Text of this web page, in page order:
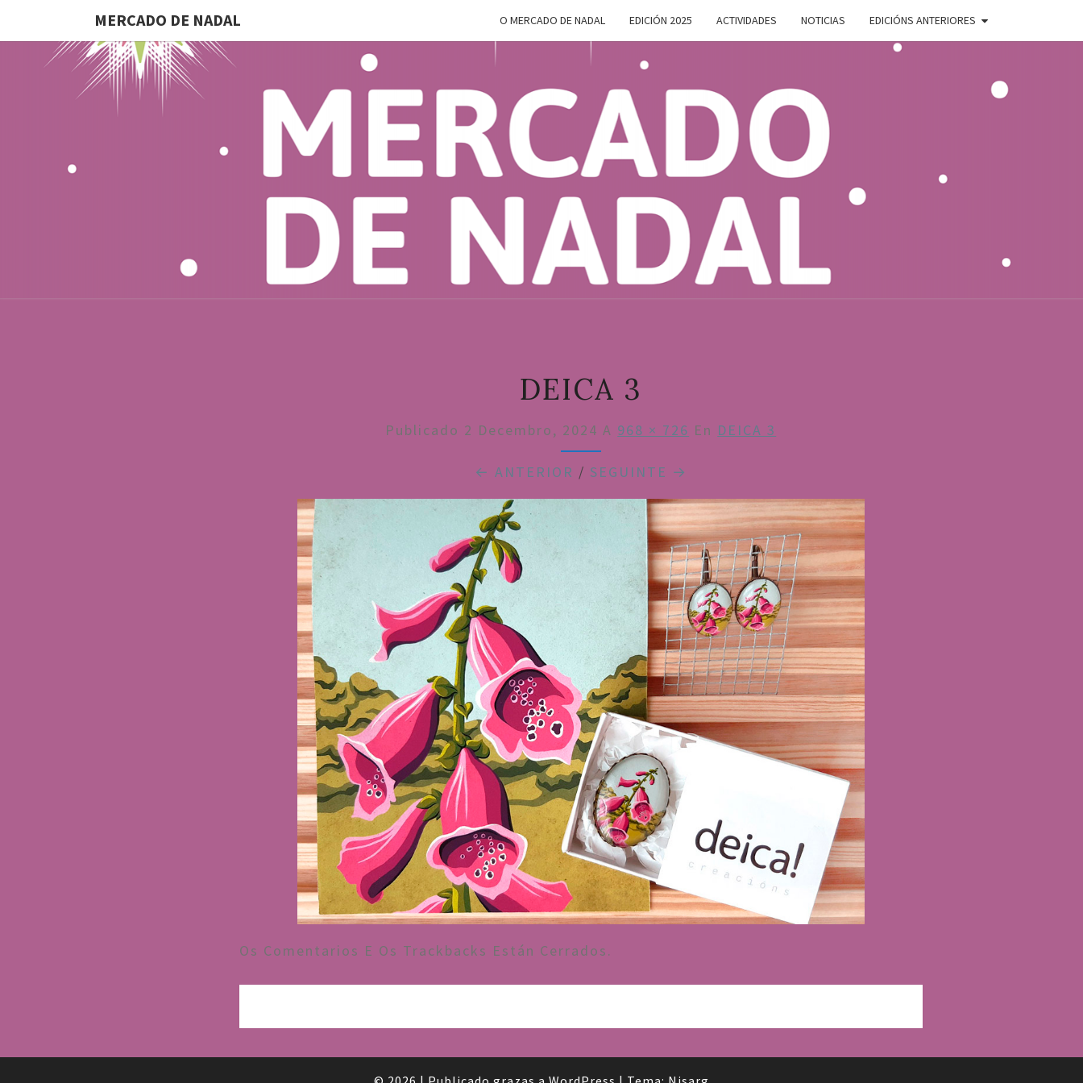
MERCADO DE NADAL O MERCADO DE NADAL EDICIÓN 2025 ACTIVIDADES NOTICIAS EDICIÓNS ANTERIORES
MERCADO
DE
Do 28 De
Novembro
Ao 5 De
Xaneiro En
Compostela
DEICA 3
Publicado 2 Decembro, 2024 A 968 × 726 En DEICA 3
← ANTERIOR / SEGUINTE →
Os Comentarios E Os Trackbacks Están Cerrados.